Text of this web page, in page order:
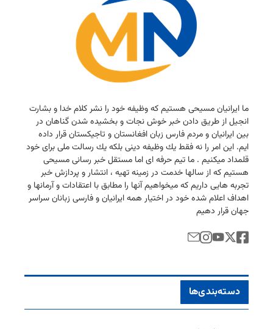
ما ایرانیان مسیحی هستیم كه وظیفه خود را نشر كلام خدا و بشارت
انجیل از طریق دادن خبر خوش نجات و بخشیده شدن گناهان در
بین ایرانیان و مردم فارس زبان افغانستان و تاجیكستان قرار داده
ایم. این امر را نه فقط یك وظیفه دینی بلكه یك رسالت ملی برای خود
قلمداد میكنیم . ما تیم حرفه ای اما مستقل خبر رسانی مسیحی
هستیم كه از سالها خدمت در زمینه تهیه ، انتشار و پردازش خبر
تجربه هایی داریم كه میخواهیم آنها را مطابق با اعتقادات و آرمانها و
اهداف اعلام شده خود در اختیار همه ایرانیان و فارسی زبانان سراسر
جهان قرار دهیم
دسته‌بندی‌ها